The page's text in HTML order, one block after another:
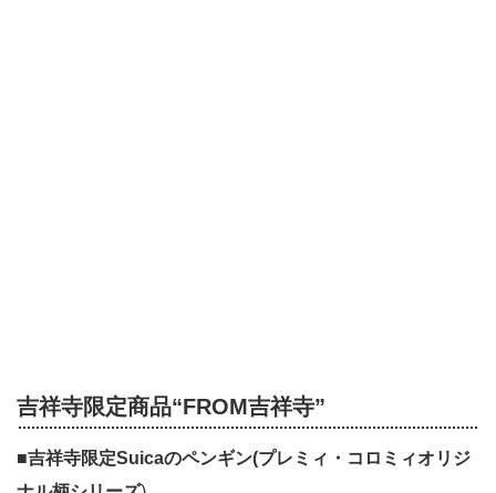
吉祥寺限定商品“FROM吉祥寺”
■吉祥寺限定Suicaのペンギン(プレミィ・コロミィオリジ